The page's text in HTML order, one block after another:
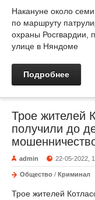
Накануне около
по маршруту
охраны Росгвардии,
улице в Няндоме
Подробнее
Трое жителей
получили до
admin 22-05-2022,
Общество / Криминал
Трое жителей